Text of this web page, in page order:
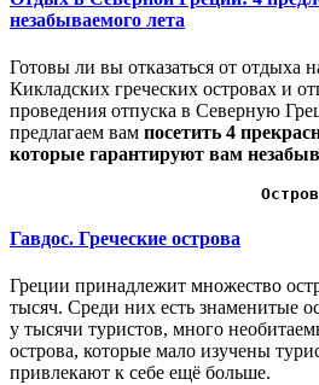
незабываемого лета
Готовы ли вы отказаться от отдыха
Кикладских греческих островах и
проведения отпуска в Северную
предлагаем вам посетить 4
которые гарантируют вам
Гавдос. Греческие острова
Греции принадлежит множество
тысяч. Среди них есть знаменитые
у тысячи туристов, много
острова, которые мало изучены
привлекают к себе ещё больше.